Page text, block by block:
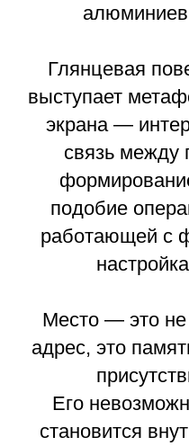
Глянцевая
выступает
экрана —
связь между
подобие
работающей с
Место — это не
адрес, это
Его
становится